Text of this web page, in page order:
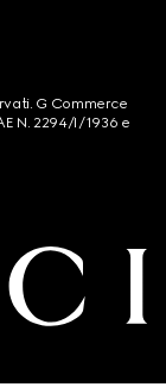
G Commerce
N. 2294/I/1936 e